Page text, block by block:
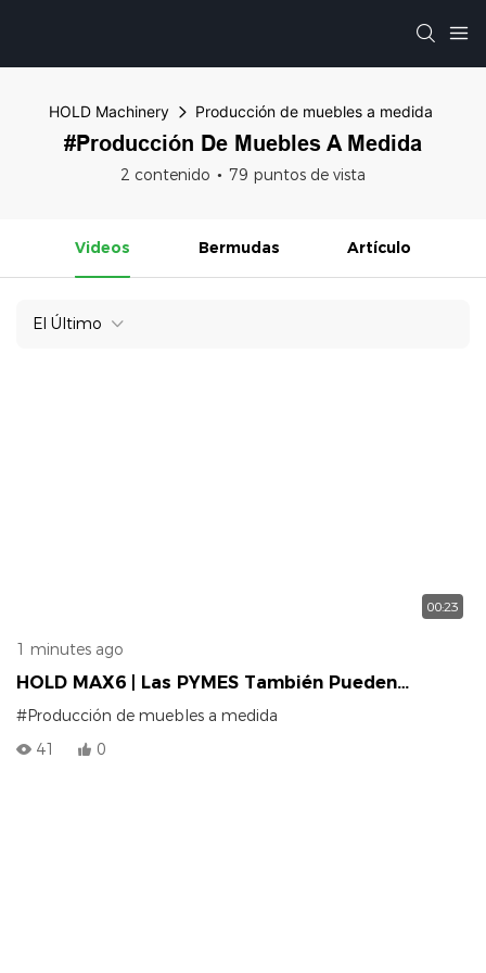
HOLD Machinery Producción de muebles a medida
#Producción De Muebles A Medida
2 contenido 79 puntos de vista
Videos Bermudas Artículo
El Último
00:23
1 minutes ago
HOLD MAX6 | Las PYMES También Pueden
Acceder A La Línea De Producción Premium
#Producción de muebles a medida
41
0